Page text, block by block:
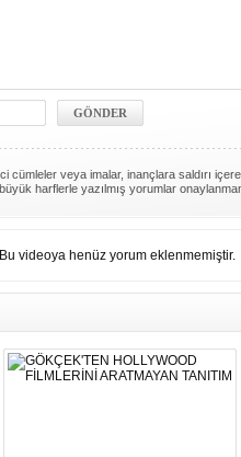
cümleler veya imalar, inançlara saldırı
harflerle yazılmış yorumlar
Bu videoya henüz yorum eklenmemiştir.